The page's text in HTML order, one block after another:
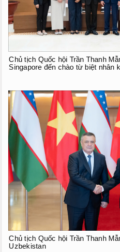
Chủ tịch Quốc hội Trần Thanh
Singapore đến chào từ biệt nhân
Chủ tịch Quốc hội Trần Thanh
Uzbekistan